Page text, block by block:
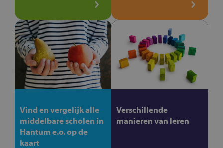
Vind en vergelijk alle
middelbare scholen in
Hantum e.o. op de
kaart
Verschillende
manieren van leren